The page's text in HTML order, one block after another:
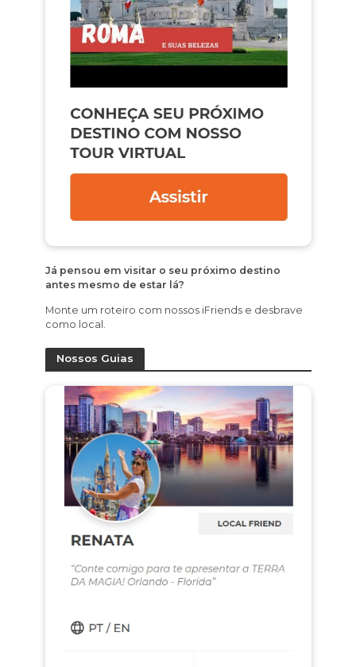
Já pensou em visitar o seu próximo destino
antes mesmo de estar lá?
Monte um roteiro com nossos iFriends e desbrave
como local.
Nossos Guias